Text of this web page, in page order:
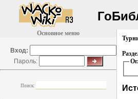
Основное меню
Вход:
Пароль:
Поиск: